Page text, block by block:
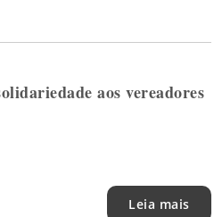
aos vereadores
Leia mais